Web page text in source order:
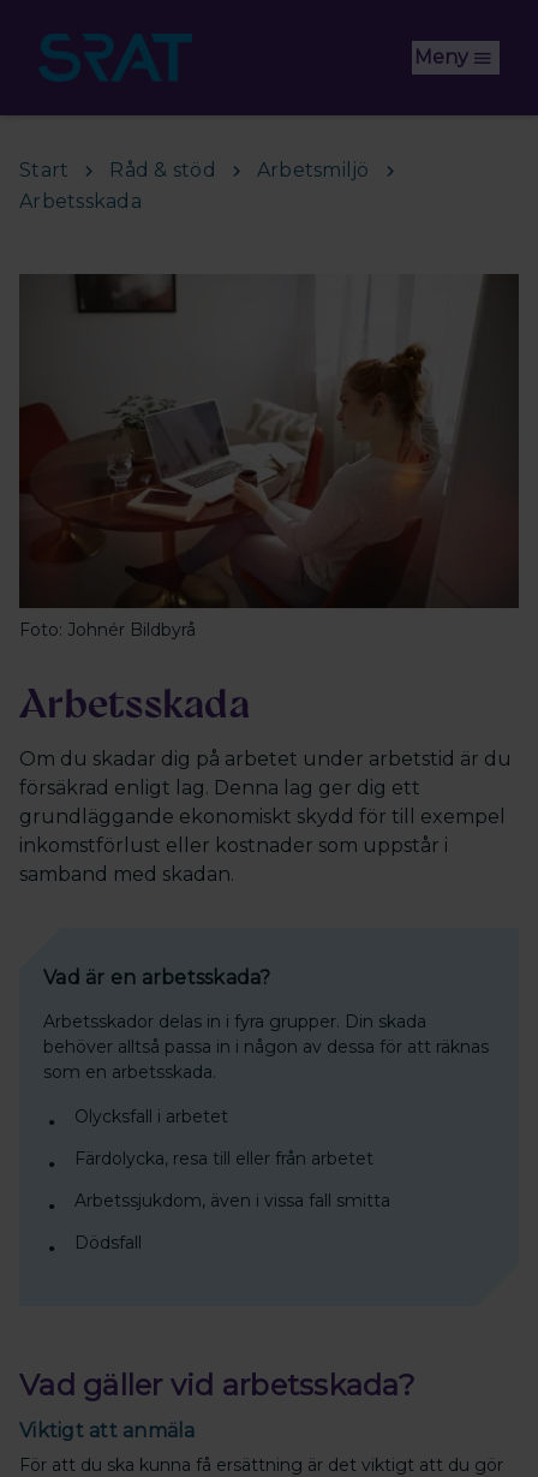
Meny
Start Råd & stöd
Arbetsmiljö
Arbetsskada
Foto: Johnér Bildbyrå
Arbetsskada
Om du skadar dig på arbetet under arbetstid är du
försäkrad enligt lag. Denna lag ger dig ett
grundläggande ekonomiskt skydd för till exempel
inkomstförlust eller kostnader som uppstår i
samband med skadan.
Vad är en arbetsskada?
Arbetsskador delas in i fyra grupper. Din skada
behöver alltså passa in i någon av dessa för att räknas
som en arbetsskada.
Olycksfall i arbetet
Färdolycka, resa till eller från arbetet
Arbetssjukdom, även i vissa fall smitta
Dödsfall
Vad gäller vid arbetsskada?
Viktigt att anmäla
För att du ska kunna få ersättning är det viktigt att du gör